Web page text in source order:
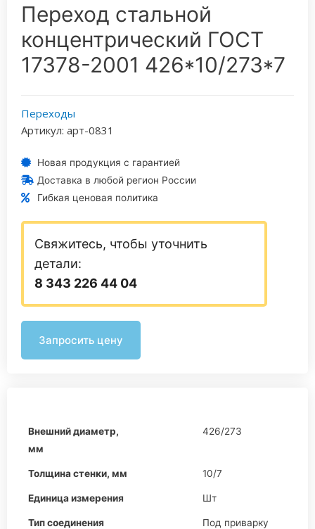
Переход стальной
концентрический ГОСТ
17378-2001 426*10/273*7
Переходы
Артикул: арт-0831
Новая продукция с гарантией
Доставка в любой регион России
Гибкая ценовая политика
Свяжитесь, чтобы уточнить
детали:
8 343 226 44 04
Запросить цену
Внешний диаметр,
мм
426/273
Толщина стенки, мм 10/7
Единица измерения Шт
Тип соединения Под приварку